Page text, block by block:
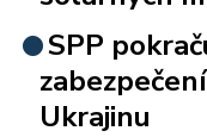
SPP
Ukrajinu